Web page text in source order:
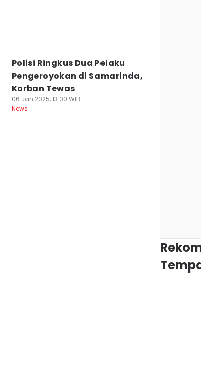
Polisi Ringkus Dua Pelaku
Pengeroyokan di Samarinda,
Korban Tewas
06 Jan 2025, 13:00 WIB
News